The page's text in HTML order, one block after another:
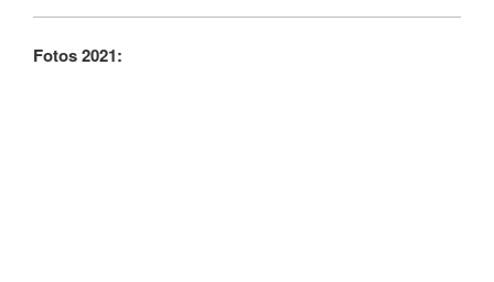
Fotos 2021: